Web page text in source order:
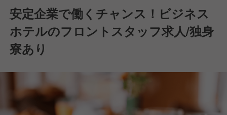
安定企業で働くチャンス！ビジネス
ホテルのフロントスタッフ求人/独身
寮あり